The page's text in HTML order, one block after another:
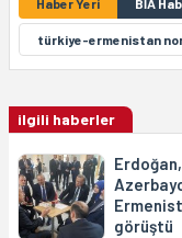
Haber Yeri BİA
türkiye-ermenistan
ilgili haberler
görüştü